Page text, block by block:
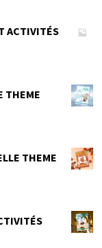
ACTIVITÉS
THEME
THEME